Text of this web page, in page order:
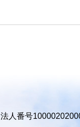
法人番号